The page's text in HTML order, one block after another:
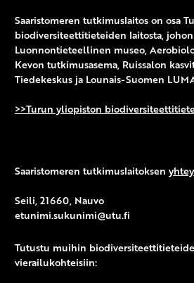
Saaristomeren tutkimuslaitos on osa
biodiversiteettitieteiden laitosta,
Luonnontieteellinen museo,
Kevon tutkimusasema, Ruissalon
Tiedekeskus ja Lounais-Suomen
>>Turun yliopiston
Saaristomeren tutkimuslaitoksen
Seili, 21660, Nauvo
etunimi.sukunimi@utu.fi
Tutustu muihin
vierailukohteisiin: